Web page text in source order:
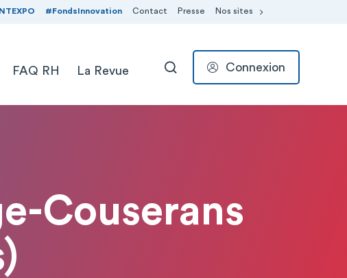
#FondsInnovation Contact Presse Nos sites
FAQ RH La Revue RECHERCHER
Connexion
Couserans